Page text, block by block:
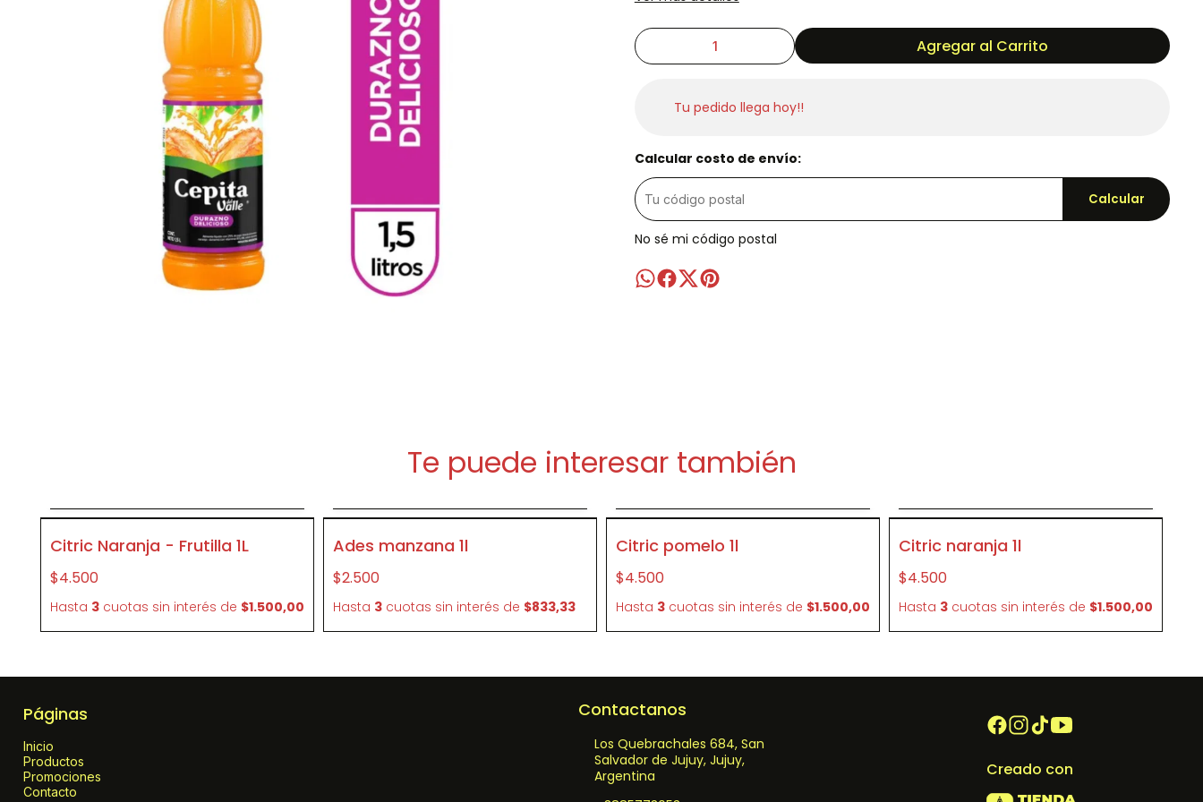
Agregar al Carrito
Tu pedido llega hoy!!
Calcular costo de envío:
Calcular
No sé mi código postal
Te puede interesar también
P419
Citric Naranja - Frutilla 1L
$4.500
Hasta 3 cuotas sin interés de $1.500,00
P95696
Ades manzana 1l
$2.500
Hasta 3 cuotas sin interés de $833,33
P417
Citric pomelo 1l
$4.500
Hasta 3 cuotas sin interés de $1.500,00
P416
Citric naranja 1l
$4.500
Hasta 3 cuotas sin interés de $1.500,00
Páginas
Inicio
Productos
Promociones
Contacto
Contactanos
Los Quebrachales 684, San
Salvador de Jujuy, Jujuy,
Argentina
Creado con